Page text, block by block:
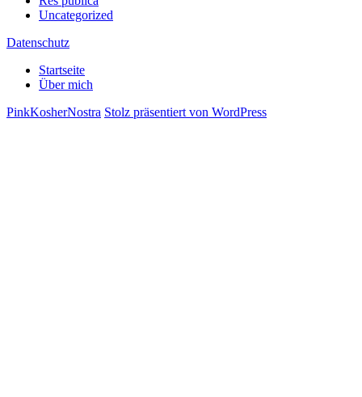
Uncategorized
Datenschutz
Startseite
Über mich
PinkKosherNostra Stolz präsentiert von WordPress